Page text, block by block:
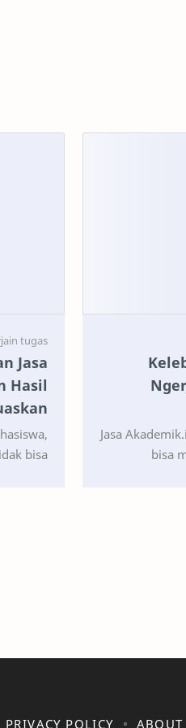
Jasa Akademik.id - Menjalani masa
bisa
Jasa
Hasil
bisa
ABOUT
PRIVACY POLICY